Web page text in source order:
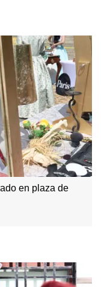
en plaza de